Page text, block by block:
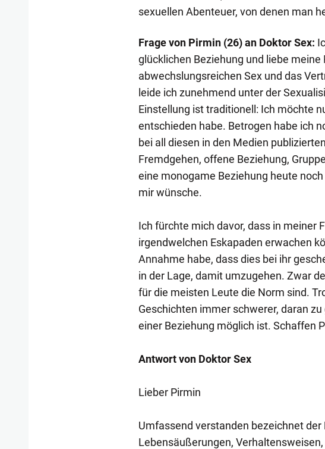
sexuellen Abenteuer, von denen man
Frage von Pirmin (26) an Doktor Sex:
glücklichen Beziehung und liebe meine
abwechslungsreichen Sex und das
leide ich zunehmend unter der
Einstellung ist traditionell: Ich möchte
entschieden habe. Betrogen habe ich
bei all diesen in den Medien
Fremdgehen, offene Beziehung,
eine monogame Beziehung heute
mir wünsche.
Ich fürchte mich davor, dass in meiner
irgendwelchen Eskapaden erwachen
Annahme habe, dass dies bei ihr
in der Lage, damit umzugehen. Zwar
für die meisten Leute die Norm sind.
Geschichten immer schwerer, daran
einer Beziehung möglich ist. Schaffen
Antwort von Doktor Sex
Lieber Pirmin
Umfassend verstanden bezeichnet
Lebensäußerungen,